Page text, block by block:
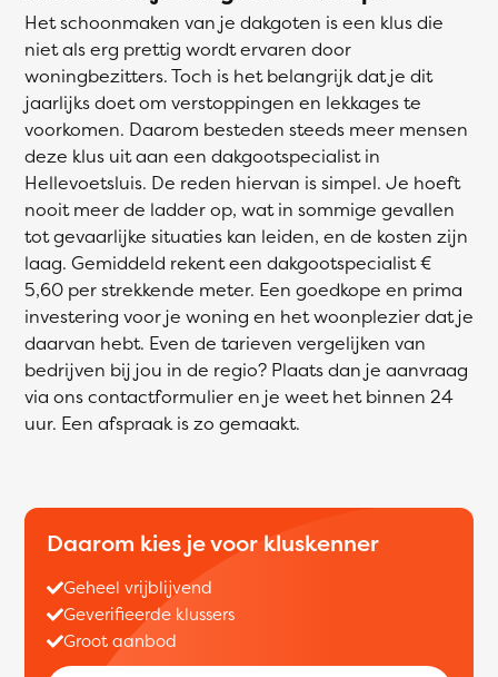
Het schoonmaken van je dakgoten is een klus die
niet als erg prettig wordt ervaren door
woningbezitters. Toch is het belangrijk dat je dit
jaarlijks doet om verstoppingen en lekkages te
voorkomen. Daarom besteden steeds meer mensen
deze klus uit aan een dakgootspecialist in
Hellevoetsluis. De reden hiervan is simpel. Je hoeft
nooit meer de ladder op, wat in sommige gevallen
tot gevaarlijke situaties kan leiden, en de kosten zijn
laag. Gemiddeld rekent een dakgootspecialist €
5,60 per strekkende meter. Een goedkope en prima
investering voor je woning en het woonplezier dat je
daarvan hebt. Even de tarieven vergelijken van
bedrijven bij jou in de regio? Plaats dan je aanvraag
via ons contactformulier en je weet het binnen 24
uur. Een afspraak is zo gemaakt.
Daarom kies je voor kluskenner
Geheel vrijblijvend
Geverifieerde klussers
Groot aanbod